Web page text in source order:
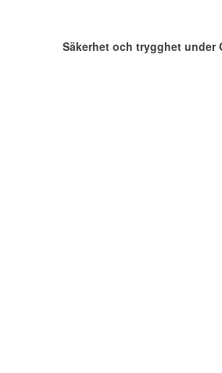
Säkerhet och trygghet under